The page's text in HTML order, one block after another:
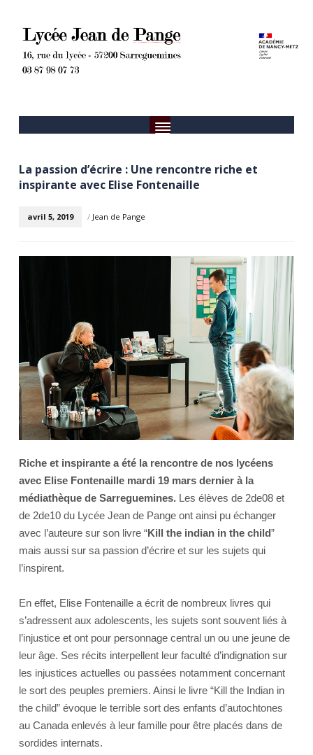
La passion d’écrire : Une rencontre riche et
inspirante avec Elise Fontenaille
avril 5, 2019 / Jean de Pange
Riche et inspirante a été la rencontre de nos lycéens
avec Elise Fontenaille mardi 19 mars dernier à la
médiathèque de Sarreguemines.Les élèves de 2de08 et
de 2de10 du Lycée Jean de Pange ont ainsi pu échanger
avec l’auteure sur son livre “Kill the indian in the child”
mais aussi sur sa passion d’écrire et sur les sujets qui
l’inspirent.
En effet, Elise Fontenaille a écrit de nombreux livres qui
s’adressent aux adolescents, les sujets sont souvent liés à
l’injustice et ont pour personnage central un ou une jeune de
leur âge. Ses récits interpellent leur faculté d’indignation sur
les injustices actuelles ou passées notamment concernant
le sort des peuples premiers. Ainsi le livre “Kill the Indian in
the child” évoque le terrible sort des enfants d’autochtones
au Canada enlevés à leur famille pour être placés dans de
sordides internats.